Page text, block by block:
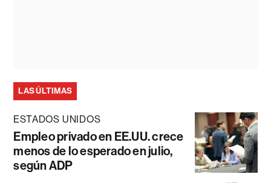
LAS ÚLTIMAS
ESTADOS UNIDOS
Empleo privado en EE.UU. crece
menos de lo esperado en julio,
según ADP